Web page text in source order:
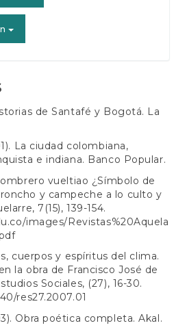
de Santafé y Bogotá. La
La ciudad colombiana,
e indiana. Banco Popular.
vueltiao ¿Símbolo de
y campeche a lo culto y
7(15), 139-154.
images/Revistas%20Aquela
cuerpos y espíritus del clima.
la obra de Francisco José de
Sociales, (27), 16-30.
res27.2007.01
Obra poética completa. Akal.